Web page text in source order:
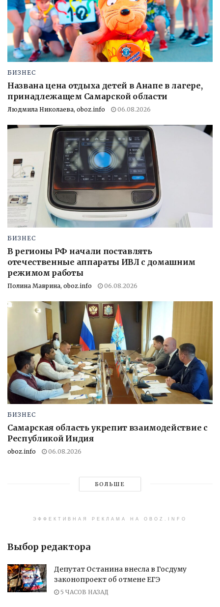
БИЗНЕС
Названа цена отдыха детей в Анапе в лагере,
принадлежащем Самарской области
Людмила Николаева, oboz.info 06.08.2026
БИЗНЕС
В регионы РФ начали поставлять
отечественные аппараты ИВЛ с домашним
режимом работы
Полина Маврина, oboz.info 06.08.2026
БИЗНЕС
Самарская область укрепит взаимодействие с
Республикой Индия
oboz.info 06.08.2026
БОЛЬШЕ
ЭФФЕКТИВНАЯ РЕКЛАМА НА OBOZ.INFO
Выбор редактора
Депутат Останина внесла в Госдуму
законопроект об отмене ЕГЭ
5 ЧАСОВ НАЗАД